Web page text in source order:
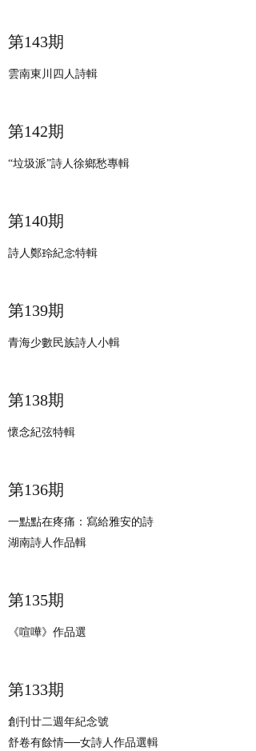
第143期
雲南東川四人詩輯
第142期
“垃圾派”詩人徐鄉愁專輯
第140期
詩人鄭玲紀念特輯
第139期
青海少數民族詩人小輯
第138期
懷念紀弦特輯
第136期
一點點在疼痛：寫給雅安的詩
湖南詩人作品輯
第135期
《喧嘩》作品選
​第133期
創刊廿二週年紀念號
舒卷有餘情──女詩人作品選輯